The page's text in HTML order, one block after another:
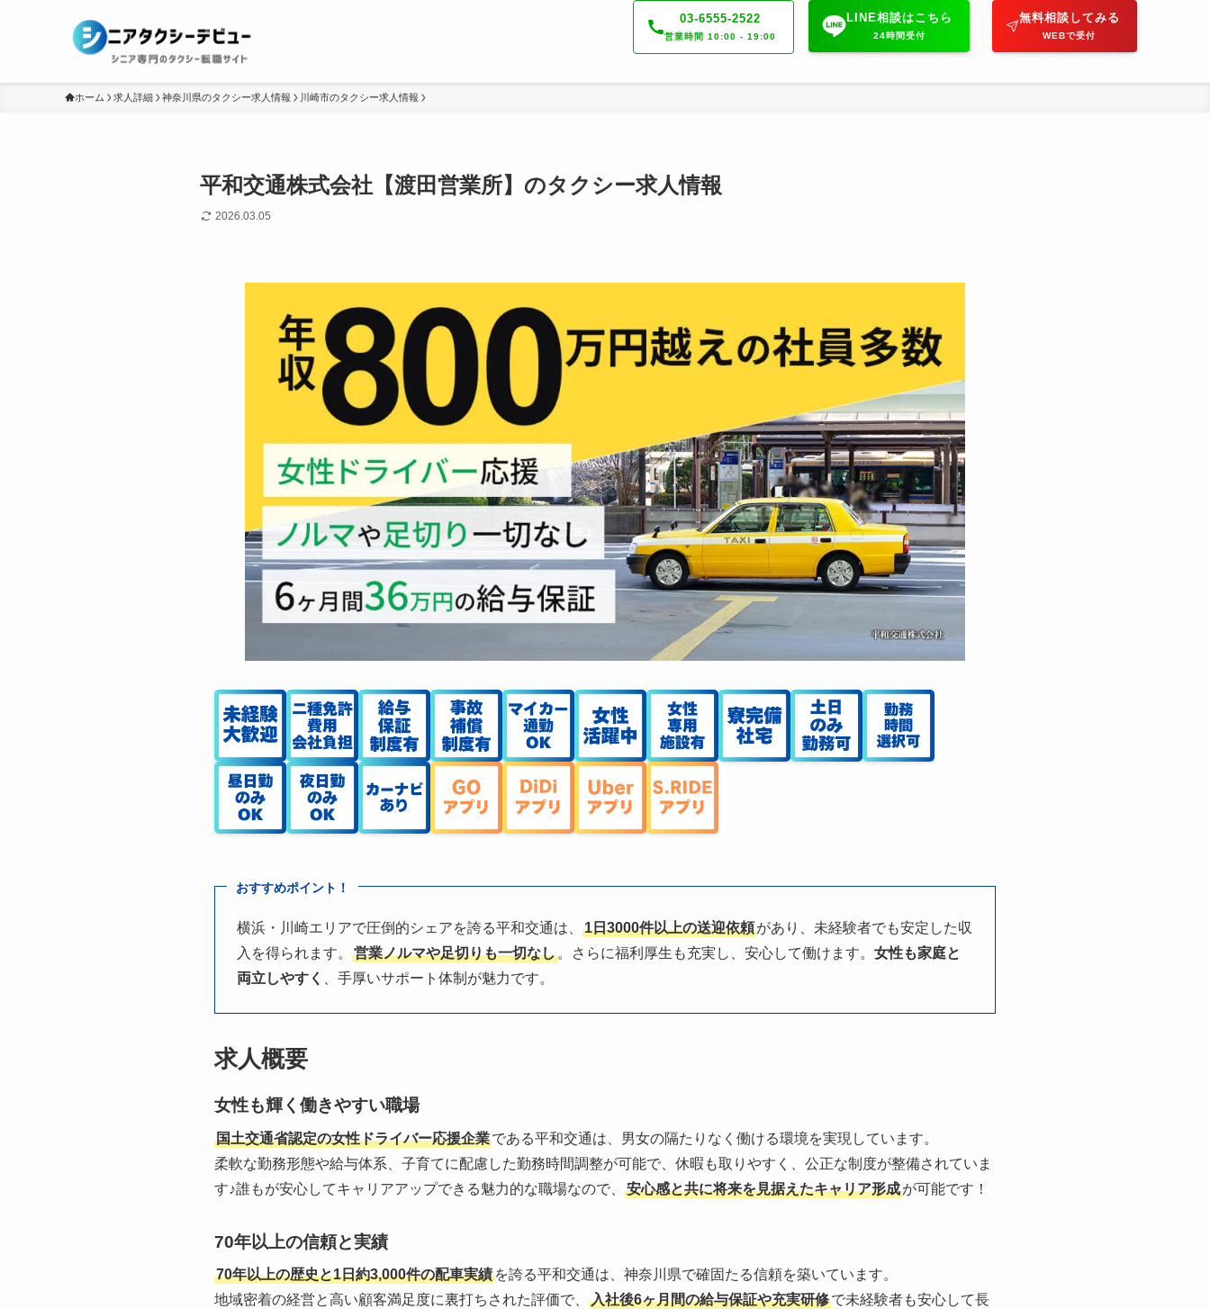
03-6555-2522
営業時間 10:00 - 19:00
LINE相談はこちら
24時間受付
無料相談してみる
WEBで受付
ホーム 求人詳細 神奈川県のタクシー求人情報 川崎市のタクシー求人情報
平和交通株式会社【渡田営業所】のタクシー求人情報
2026.03.05
おすすめポイント！
横浜・川崎エリアで圧倒的シェアを誇る平和交通は、 1日3000件以上の送迎依頼があり、未経験者でも安定した収
入を得られます。
営業ノルマや足切りも一切なし 。さらに福利厚生も充実し、安心して働けます。 女性も家庭と
両立しやすく
、手厚いサポート体制が魅力です。
求人概要
女性も輝く働きやすい職場
国土交通省認定の女性ドライバー応援企業である平和交通は、男女の隔たりなく働ける環境を実現しています。
柔軟な勤務形態や給与体系、子育てに配慮した勤務時間調整が可能で、休暇も取りやすく、公正な制度が整備されていま
す♪誰もが安心してキャリアアップできる魅力的な職場なので、
安心感と共に将来を見据えたキャリア形成が可能です！
70年以上の信頼と実績
70年以上の歴史と1日約3,000件の配車実績 を誇る平和交通は、神奈川県で確固たる信頼を築いています。
地域密着の経営と高い顧客満足度に裏打ちされた評価で、
入社後6ヶ月間の給与保証や充実研修で未経験者も安心して長